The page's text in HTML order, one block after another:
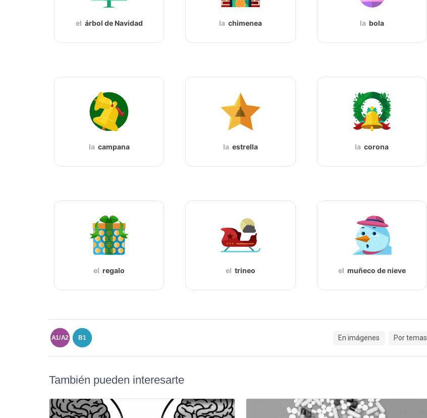
el árbol de Navidad la chimenea la bola
la campana la estrella la corona
el regalo el trineo el muñeco de nieve
A1/A2 B1 En imágenes Por temas
También pueden interesarte